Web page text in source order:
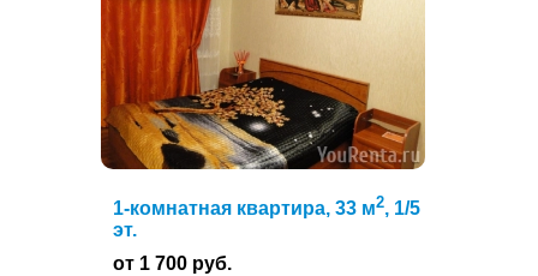
1-комнатная квартира, 33 м2, 1/5
эт.
от 1 700 руб.